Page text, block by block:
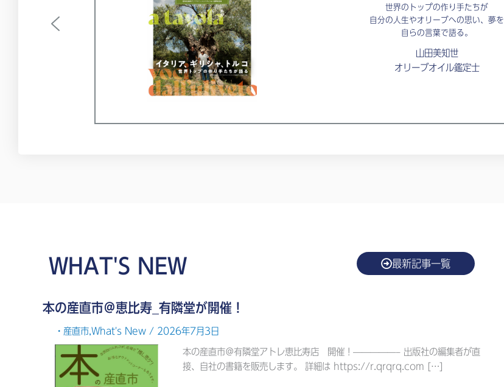
世界のトップの作り手たちが
自分の人生やオリーブへの思い、夢を
自らの言葉で語る。
山田美知世
オリーブオイル鑑定士
WHAT'S NEW 最新記事一覧
本の産直市＠恵比寿_有隣堂が開催！
・産直市,What's New / 2026年7月3日
本の産直市＠有隣堂アトレ恵比寿店 開催！—————– 出版社の編集者が直
接、自社の書籍を販売します。 詳細は https://r.qrqrq.com […]